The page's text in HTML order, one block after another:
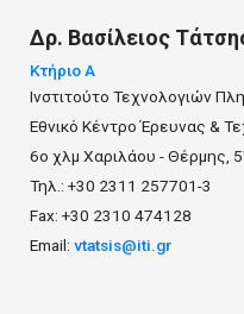
Δρ. Βασίλειος
Κτήριο Α
Ινστιτούτο Τεχνολογιών
Εθνικό Κέντρο Έρευνας &
6ο χλμ Χαριλάου - Θέρμης,
Τηλ.: +30 2311 257701-3
Fax: +30 2310 474128
Email: vtatsis@iti.gr